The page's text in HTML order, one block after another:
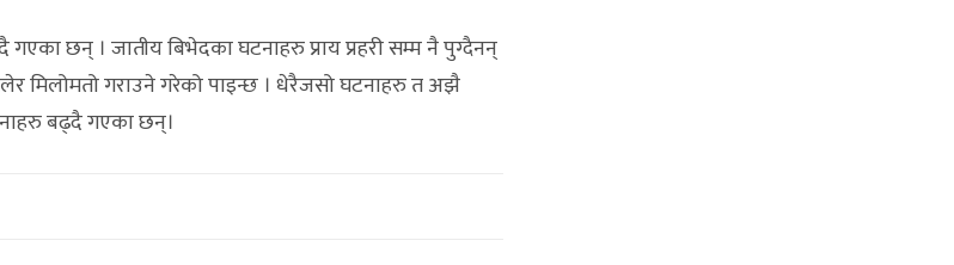
छन् । जातीय बिभेदका घटनाहरु प्राय प्रहरी सम्म नै पुग्दैनन्
मिलोमतो गराउने गरेको पाइन्छ । धेरैजसो घटनाहरु त अझै
बढ्दै गएका छन्।